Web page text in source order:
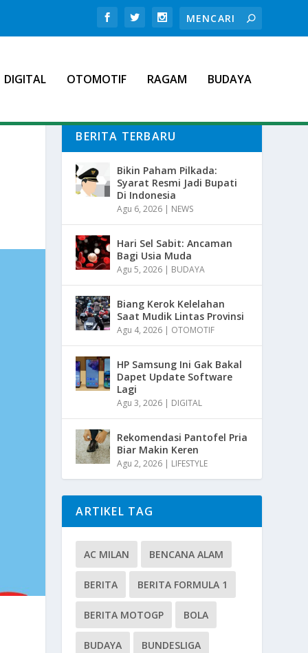
DIGITAL OTOMOTIF RAGAM BUDAYA
BERITA TERBARU
Bikin Paham Pilkada:
Syarat Resmi Jadi Bupati
Di Indonesia
Agu 6, 2026 | NEWS
Hari Sel Sabit: Ancaman
Bagi Usia Muda
Agu 5, 2026 | BUDAYA
Biang Kerok Kelelahan
Saat Mudik Lintas Provinsi
Agu 4, 2026 | OTOMOTIF
HP Samsung Ini Gak Bakal
Dapet Update Software
Lagi
Agu 3, 2026 | DIGITAL
Rekomendasi Pantofel Pria
Biar Makin Keren
Agu 2, 2026 | LIFESTYLE
ARTIKEL TAG
AC MILAN BENCANA ALAM
BERITA BERITA FORMULA 1
BERITA MOTOGP BOLA
BUDAYA BUNDESLIGA